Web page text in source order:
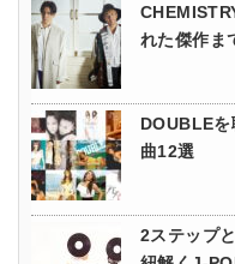
れた傑作ま
DOUBLE
曲12選
2ステップ